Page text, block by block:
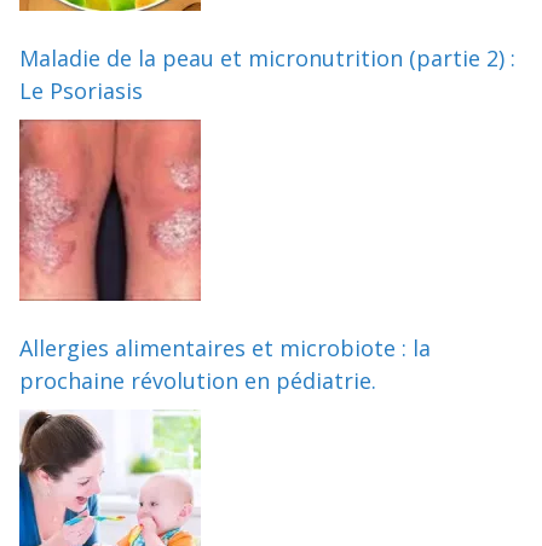
Maladie de la peau et micronutrition (partie 2) :
Le Psoriasis
Allergies alimentaires et microbiote : la
prochaine révolution en pédiatrie.